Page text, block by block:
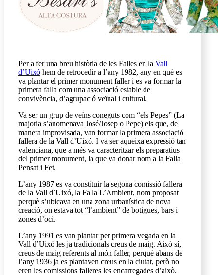
Per a fer una breu història de les Falles en la Vall
d’Uixó hem de retrocedir a l’any 1982, any en què es
va plantar el primer monument faller i es va formar la
primera falla com una associació estable de
convivència, d’agrupació veïnal i cultural.
Va ser un grup de veïns coneguts com “els Pepes” (La
majoria s’anomenava José/Josep o Pepe) els que, de
manera improvisada, van formar la primera associació
fallera de la Vall d’Uixó. I va ser aqueixa expressió tan
valenciana, que a més va caracteritzar els preparatius
del primer monument, la que va donar nom a la Falla
Pensat i Fet.
L’any 1987 es va constituir la segona comissió fallera
de la Vall d’Uixó, la Falla L’Ambient, nom proposat
perquè s’ubicava en una zona urbanística de nova
creació, on estava tot “l’ambient” de botigues, bars i
zones d’oci.
L’any 1991 es van plantar per primera vegada en la
Vall d’Uixó les ja tradicionals creus de maig. Això sí,
creus de maig referents al món faller, perquè abans de
l’any 1936 ja es plantaven creus en la ciutat, però no
eren les comissions falleres les encarregades d’això.